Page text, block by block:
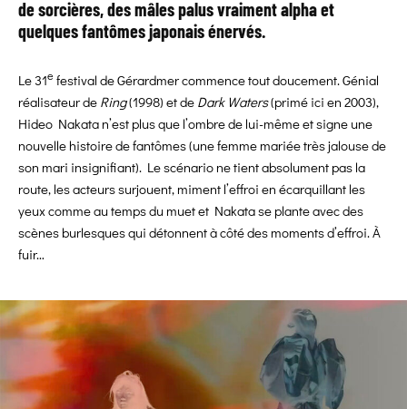
de sorcières, des mâles palus vraiment alpha et
quelques fantômes japonais énervés.
Le 31e festival de Gérardmer commence tout doucement. Génial
réalisateur de Ring(1998) et de Dark Waters(primé ici en 2003),
Hideo Nakata n’est plus que l’ombre de lui-même et signe une
nouvelle histoire de fantômes (une femme mariée très jalouse de
son mari insignifiant). Le scénario ne tient absolument pas la
route, les acteurs surjouent, miment l’effroi en écarquillant les
yeux comme au temps du muet et Nakata se plante avec des
scènes burlesques qui détonnent à côté des moments d’effroi. À
fuir…